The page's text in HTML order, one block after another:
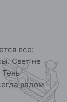
все:
Свет не
рядом.